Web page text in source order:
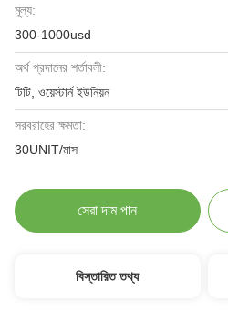
মূল্য:
300-1000usd
অর্থ প্রদানের শর্তাবলী:
টিটি, ওয়েস্টার্ন ইউনিয়ন
সরবরাহের ক্ষমতা:
30UNIT/মাস
সেরা দাম পান
বিস্তারিত তথ্য